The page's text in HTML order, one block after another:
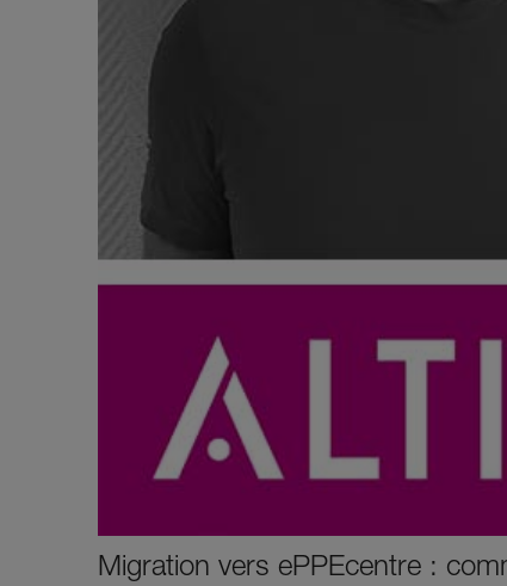
Migration vers ePPEcentre :